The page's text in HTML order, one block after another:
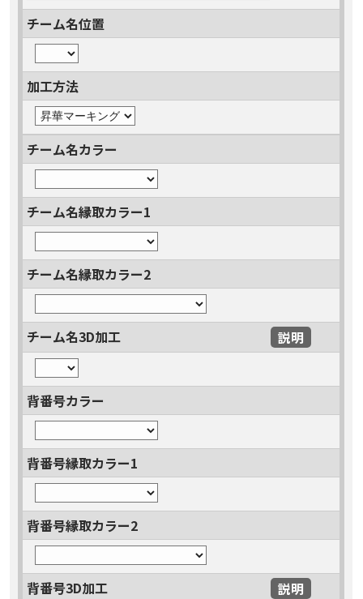
チーム名位置
加工方法
チーム名カラー
チーム名縁取カラー1
チーム名縁取カラー2
チーム名3D加工 説明
背番号カラー
背番号縁取カラー1
背番号縁取カラー2
背番号3D加工 説明